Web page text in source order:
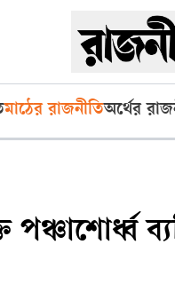
মাঠের রাজনীতিঅর্থের